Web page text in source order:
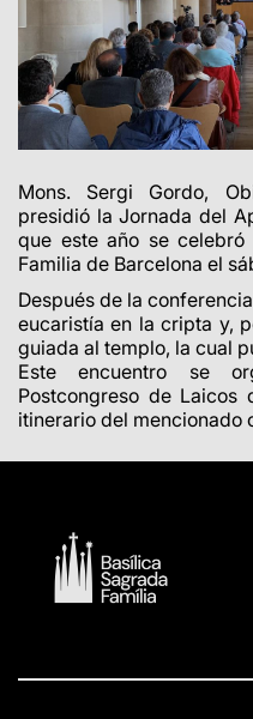
Mons. Sergi Gordo,
presidió la Jornada del
que este año se
Familia de Barcelona el
Después de la
eucaristía en la cripta y,
guiada al templo, la cual
Este encuentro se
Postcongreso de
itinerario del mencionado